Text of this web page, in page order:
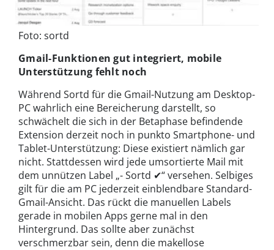
Foto: sortd
Gmail-Funktionen gut integriert, mobile
Unterstützung fehlt noch
Während Sortd für die Gmail-Nutzung am Desktop-
PC wahrlich eine Bereicherung darstellt, so
schwächelt die sich in der Betaphase befindende
Extension derzeit noch in punkto Smartphone- und
Tablet-Unterstützung: Diese existiert nämlich gar
nicht. Stattdessen wird jede umsortierte Mail mit
dem unnützen Label „- Sortd ✔“ versehen. Selbiges
gilt für die am PC jederzeit einblendbare Standard-
Gmail-Ansicht. Das rückt die manuellen Labels
gerade in mobilen Apps gerne mal in den
Hintergrund. Das sollte aber zunächst
verschmerzbar sein, denn die makellose